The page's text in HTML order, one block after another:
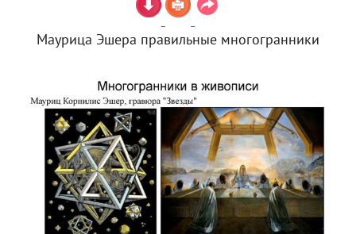
Маурица Эшера правильные многогранники